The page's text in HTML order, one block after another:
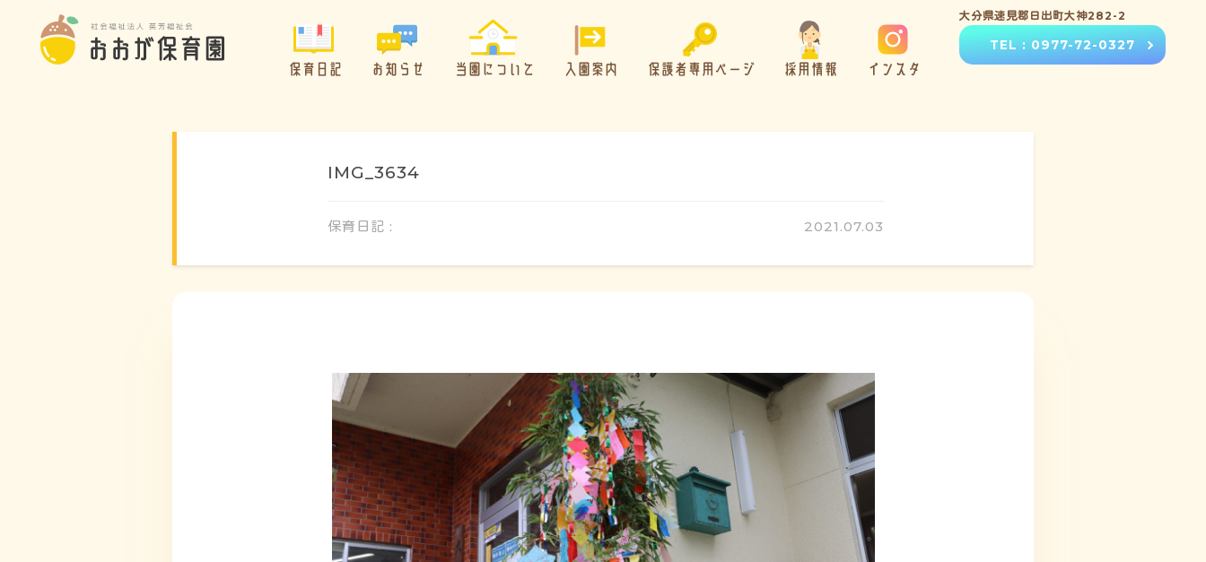
保育日記 お知らせ 当園について 入園案内 保護者専用ページ 採用情報 インスタ
大分県速見郡日出町大神282-2
TEL : 0977-72-0327
IMG_3634
保育日記 : 2021.07.03
1日のスケジュール
年間行事
施設の紹介